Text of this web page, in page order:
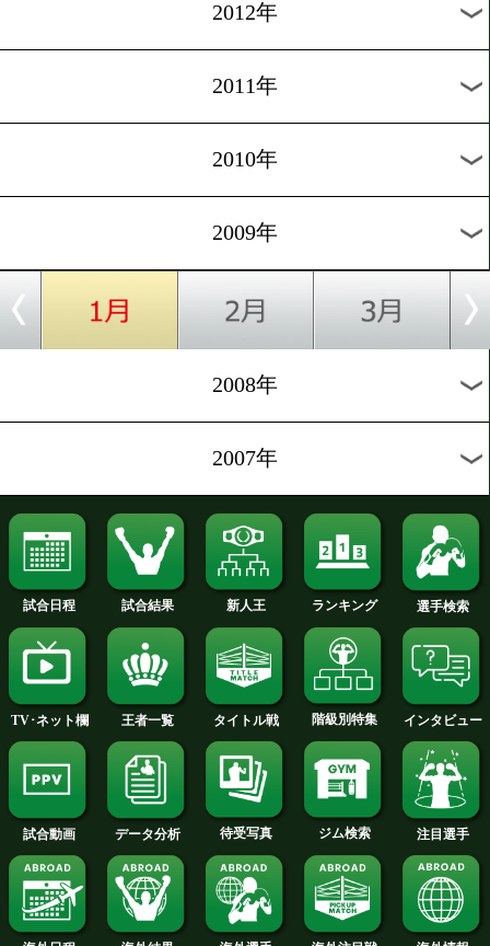
2016年
2015年
2014年
2012年
2011年
2010年
2009年
2008年